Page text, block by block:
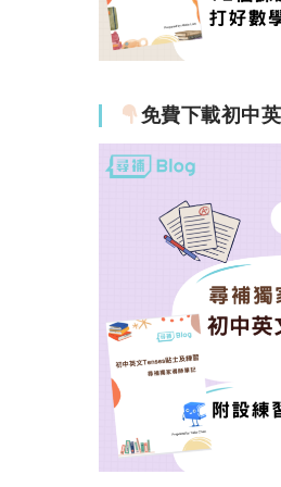
免費下載初中